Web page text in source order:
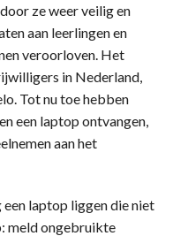
ze weer veilig en
aan leerlingen en
veroorloven. Het
in Nederland,
Tot nu toe hebben
een laptop ontvangen,
aan het
een laptop liggen die niet
meld ongebruikte